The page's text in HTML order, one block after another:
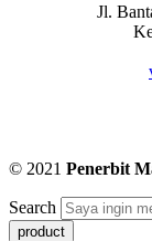
Jl.
© 2021 Penerbit
Search